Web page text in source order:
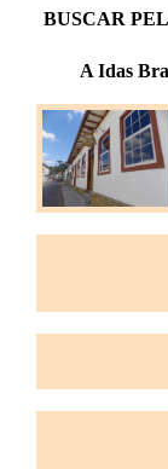
BUSCAR
A Idas